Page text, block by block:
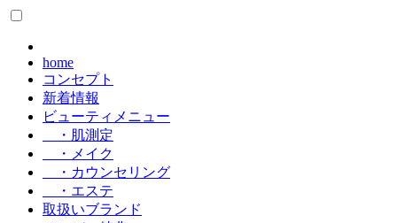
home
コンセプト
新着情報
ビューティメニュー
・肌測定
・メイク
・カウンセリング
・エステ
取扱いブランド